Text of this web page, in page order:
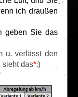
ich draußen
geben Sie das
u. verlässt den
sieht das*:)